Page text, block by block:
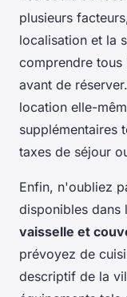
plusieurs
localisation et la
comprendre tous
avant de
location elle-
supplémentaires
taxes de séjour
Enfin, n'oubliez
disponibles dans
vaisselle et
prévoyez de
descriptif de la